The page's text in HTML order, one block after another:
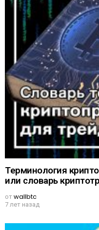
Терминология
или словарь
отwallbtc
7 лет назад